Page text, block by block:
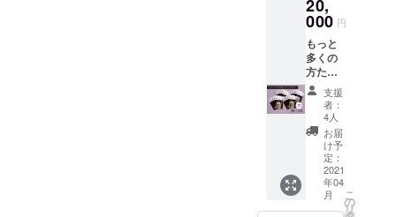
なって
おりま
で、
『ゆか
りの』
プラス
送料プ
ラス
2000円
お得と
なって
いま
す。 相
談会日
方のも
お勧め
なセッ
トとな
りま
す。こ
ちらも
面会時
には同
伴者を
つけま
すの
で、ご
安心し
20,
000 円
もっと
多くの
方たち
に広め
ていた
だける
20冊
セット
です。
20冊に5
冊お付
けする
スペ
支援
者：
4人
お届
け予
定：
2021
年04
月
こ
の
リ